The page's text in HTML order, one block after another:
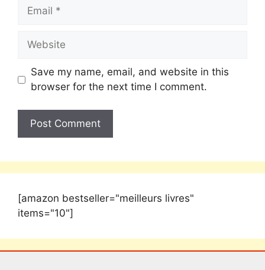
Save my name, email, and website in this
browser for the next time I comment.
[amazon bestseller="meilleurs livres"
items="10"]